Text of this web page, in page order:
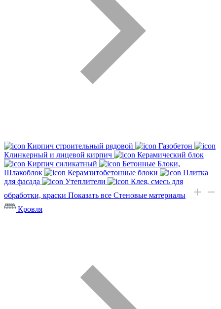
Кирпич строительный рядовой
Газобетон
Клинкерный и лицевой кирпич
Керамический блок
Кирпич силикатный
Бетонные Блоки,
Шлакоблок
Керамзитобетонные блоки
Плитка
для фасада
Утеплители
Клея, смесь для
обработки, краски Показать все Стеновые материалы
Кровля